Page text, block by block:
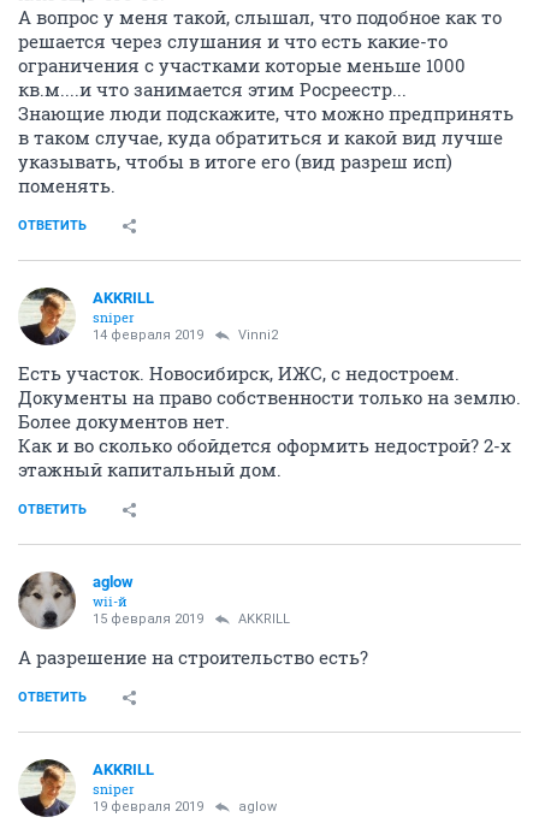
А вопрос у меня такой, слышал, что подобное как то
решается через слушания и что есть какие-то
ограничения с участками которые меньше 1000
кв.м....и что занимается этим Росреестр...
Знающие люди подскажите, что можно предпринять
в таком случае, куда обратиться и какой вид лучше
указывать, чтобы в итоге его (вид разреш исп)
поменять.
ОТВЕТИТЬ
AKKRILL
sniper
14 февраля 2019 Vinni2
Есть участок. Новосибирск, ИЖС, с недостроем.
Документы на право собственности только на землю.
Более документов нет.
Как и во сколько обойдется оформить недострой? 2-х
этажный капитальный дом.
ОТВЕТИТЬ
aglow
wii-й
15 февраля 2019 AKKRILL
А разрешение на строительство есть?
ОТВЕТИТЬ
AKKRILL
sniper
19 февраля 2019 aglow